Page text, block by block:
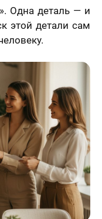
Одна деталь — и
этой детали сам